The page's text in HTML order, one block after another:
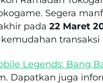
Segera
pada 22 Maret
transaksi
Legends: Bang
Dapatkan juga